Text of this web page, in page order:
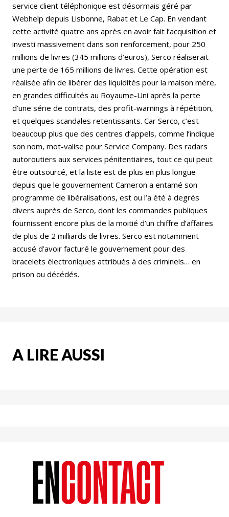
service client téléphonique est désormais géré par
Webhelp depuis Lisbonne, Rabat et Le Cap. En vendant
cette activité quatre ans après en avoir fait l’acquisition et
investi massivement dans son renforcement, pour 250
millions de livres (345 millions d’euros), Serco réaliserait
une perte de 165 millions de livres. Cette opération est
réalisée afin de libérer des liquidités pour la maison mère,
en grandes difficultés au Royaume-Uni après la perte
d’une série de contrats, des profit-warnings à répétition,
et quelques scandales retentissants. Car Serco, c’est
beaucoup plus que des centres d’appels, comme l’indique
son nom, mot-valise pour Service Company. Des radars
autoroutiers aux services pénitentiaires, tout ce qui peut
être outsourcé, et la liste est de plus en plus longue
depuis que le gouvernement Cameron a entamé son
programme de libéralisations, est ou l’a été à degrés
divers auprès de Serco, dont les commandes publiques
fournissent encore plus de la moitié d’un chiffre d’affaires
de plus de 2 milliards de livres. Serco est notamment
accusé d’avoir facturé le gouvernement pour des
bracelets électroniques attribués à des criminels… en
prison ou décédés.
A LIRE AUSSI